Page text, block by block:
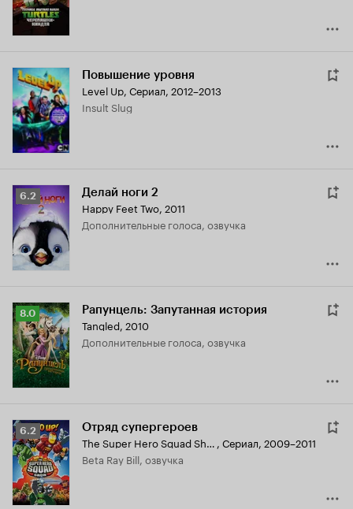
Повышение уровня
Level Up, Сериал, 2012–2013
Insult Slug
Рейтинг
Кинопоиска
6.2
6.2 Делай ноги 2
Happy Feet Two, 2011
дополнительные голоса, озвучка
Рейтинг
Кинопоиска
8.0
8.0 Рапунцель: Запутанная история
Tangled, 2010
дополнительные голоса, озвучка
Рейтинг
Кинопоиска
6.2
6.2 Отряд супергероев
The Super Hero Squad Show , Сериал, 2009–2011
Beta Ray Bill, озвучка